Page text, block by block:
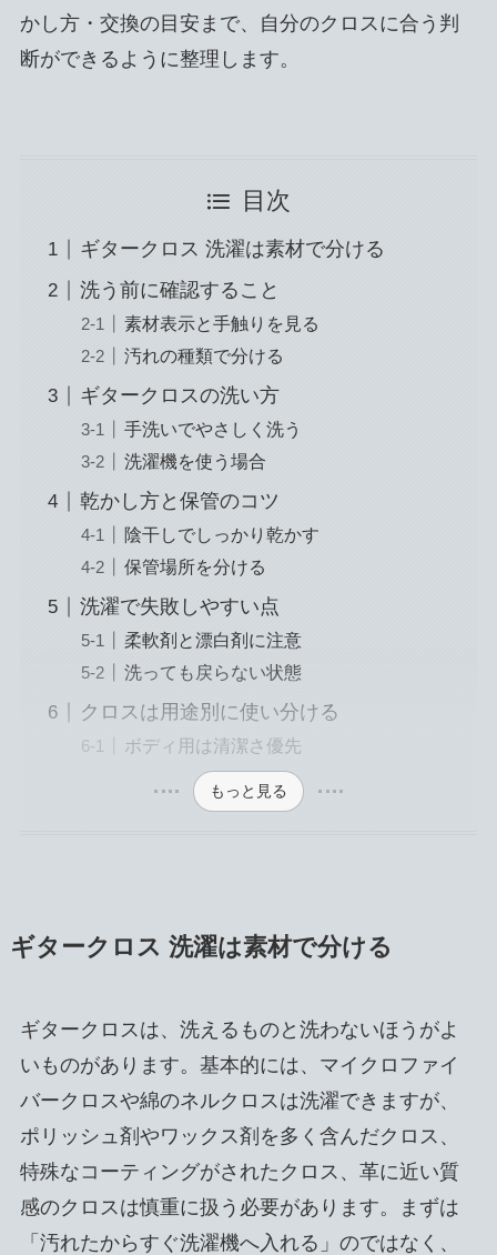
かし方・交換の目安まで、自分のクロスに合う判
断ができるように整理します。
目次
ギタークロス 洗濯は素材で分ける
洗う前に確認すること
素材表示と手触りを見る
汚れの種類で分ける
ギタークロスの洗い方
手洗いでやさしく洗う
洗濯機を使う場合
乾かし方と保管のコツ
陰干しでしっかり乾かす
保管場所を分ける
洗濯で失敗しやすい点
柔軟剤と漂白剤に注意
洗っても戻らない状態
クロスは用途別に使い分ける
ボディ用は清潔さ優先
もっと見る
ギタークロス 洗濯は素材で分ける
ギタークロスは、洗えるものと洗わないほうがよ
いものがあります。基本的には、マイクロファイ
バークロスや綿のネルクロスは洗濯できますが、
ポリッシュ剤やワックス剤を多く含んだクロス、
特殊なコーティングがされたクロス、革に近い質
感のクロスは慎重に扱う必要があります。まずは
「汚れたからすぐ洗濯機へ入れる」のではなく、